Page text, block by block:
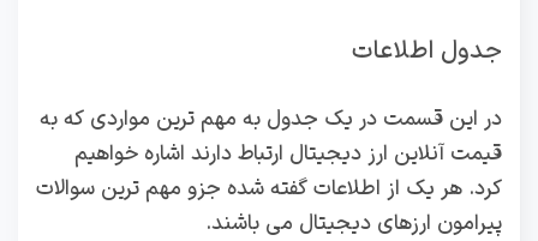
جدول اطلاعات
در این قسمت در یک جدول به مهم ترین مواردی که به
قیمت آنلاین ارز دیجیتال ارتباط دارند اشاره خواهیم
کرد. هر یک از اطلاعات گفته شده جزو مهم ترین سوالات
پیرامون ارزهای دیجیتال می باشند.